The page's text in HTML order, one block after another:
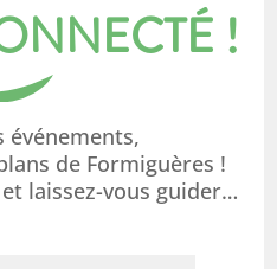
!
événements,
de Formiguères !
laissez-vous guider…